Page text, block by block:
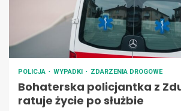
POLICJA WYPADKI ZDARZENIA DROGOWE
Bohaterska policjantka z
ratuje życie po służbie